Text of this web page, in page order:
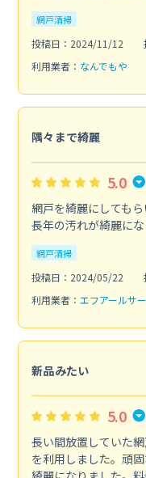
網戸清掃
投稿日：2024/11/12
利用業者： なんでもや
隅々まで綺麗
5.0
網戸を綺麗にしてもら
長年の汚れが綺麗にな
網戸清掃
投稿日：2024/05/22
利用業者： エフアールサ
新品みたい
5.0
長い間放置していた
を利用しました。頑